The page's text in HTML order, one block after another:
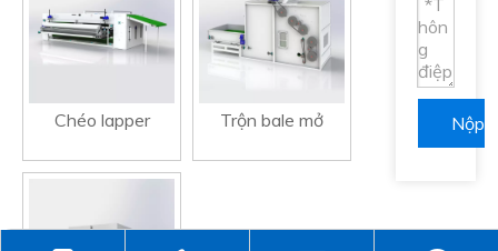
Chéo lapper Trộn bale mở Nộp